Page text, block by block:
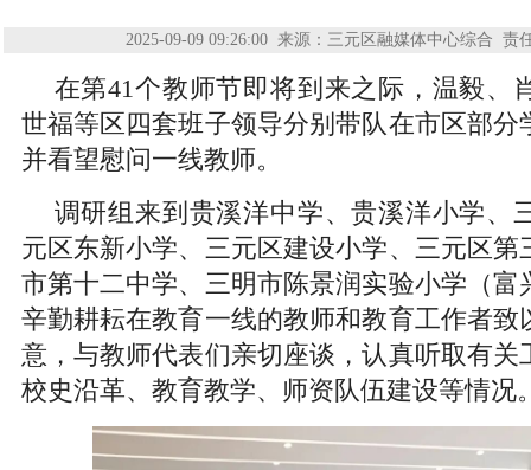
2025-09-09 09:26:00 来源：三元区融媒体中心综合 责
在第41个教师节即将到来之际，温毅、
世福等区四套班子领导分别带队在市区部分
并看望慰问一线教师。
调研组来到贵溪洋中学、贵溪洋小学、
元区东新小学、三元区建设小学、三元区第
市第十二中学、三明市陈景润实验小学（富
辛勤耕耘在教育一线的教师和教育工作者致
意，与教师代表们亲切座谈，认真听取有关
校史沿革、教育教学、师资队伍建设等情况